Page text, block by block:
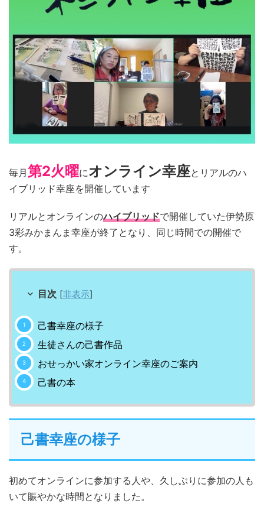
毎月第2火曜にオンライン幸座とリアルのハ
イブリッド幸座を開催しています
リアルとオンラインのハイブリッドで開催していた伊勢原
3彩みかまんま幸座が終了となり、同じ時間での開催で
す。
目次 [非表示]
己書幸座の様子
生徒さんの己書作品
おせっかい家オンライン幸座のご案内
己書の本
己書幸座の様子
初めてオンラインに参加する人や、久しぶりに参加の人も
いて賑やかな時間となりました。